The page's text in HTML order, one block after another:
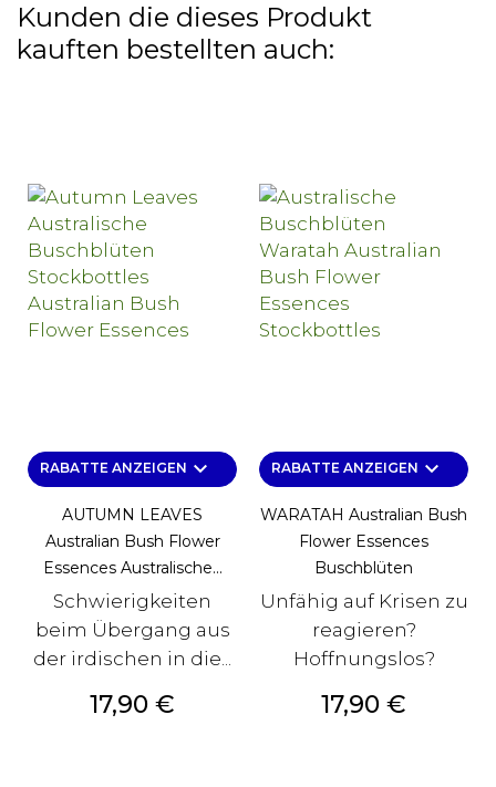
Kunden die dieses Produkt
kauften bestellten auch:
RABATTE ANZEIGEN keyboard_arrow_down
AUTUMN LEAVES
Australian Bush Flower
Essences Australische...
Schwierigkeiten
beim Übergang aus
der irdischen in die...
Preis
17,90 €
RABATTE ANZEIGEN keyboard_arrow_down
WARATAH Australian Bush
Flower Essences
Buschblüten
Unfähig auf Krisen zu
reagieren?
Hoffnungslos?
Preis
17,90 €